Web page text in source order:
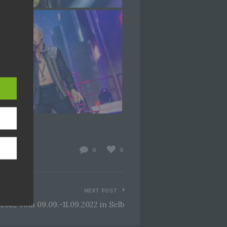
0 0
NEXT POST
vom 09.09.-11.09.2022 in Selb